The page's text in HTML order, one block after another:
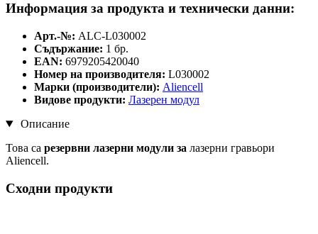
Информация за продукта и технически данни:
Арт.-№: ALC-L030002
Съдържание: 1 бр.
EAN: 6979205420040
Номер на производителя: L030002
Марки (производители): Aliencell
Видове продукти: Лазерен модул
Описание
Това са резервни лазерни модули за лазерни гравьори
Aliencell.
Сходни продукти